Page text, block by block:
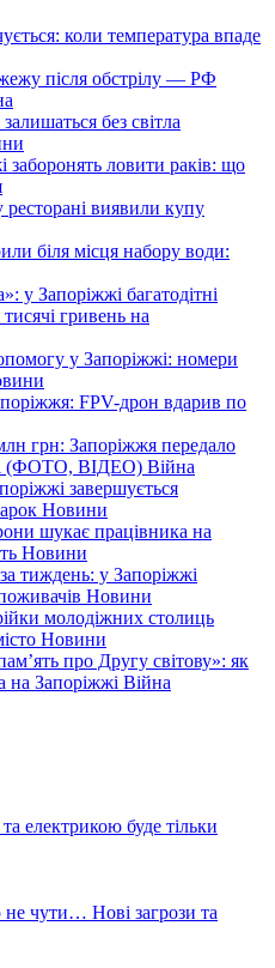
коли температура впаде
після обстрілу — РФ
без світла
заборонять ловити раків: що
виявили купу
біля місця набору води:
у Запоріжжі багатодітні
гривень на
у Запоріжжі: номери
FPV-дрон вдарив по
грн: Запоріжжя передало
(ФОТО, ВІДЕО) Війна
завершується
Новини
шукає працівника на
Новини
тиждень: у Запоріжжі
Новини
молодіжних столиць
Новини
про Другу світову»: як
на Запоріжжі Війна
електрикою буде тільки
не чути… Нові загрози та